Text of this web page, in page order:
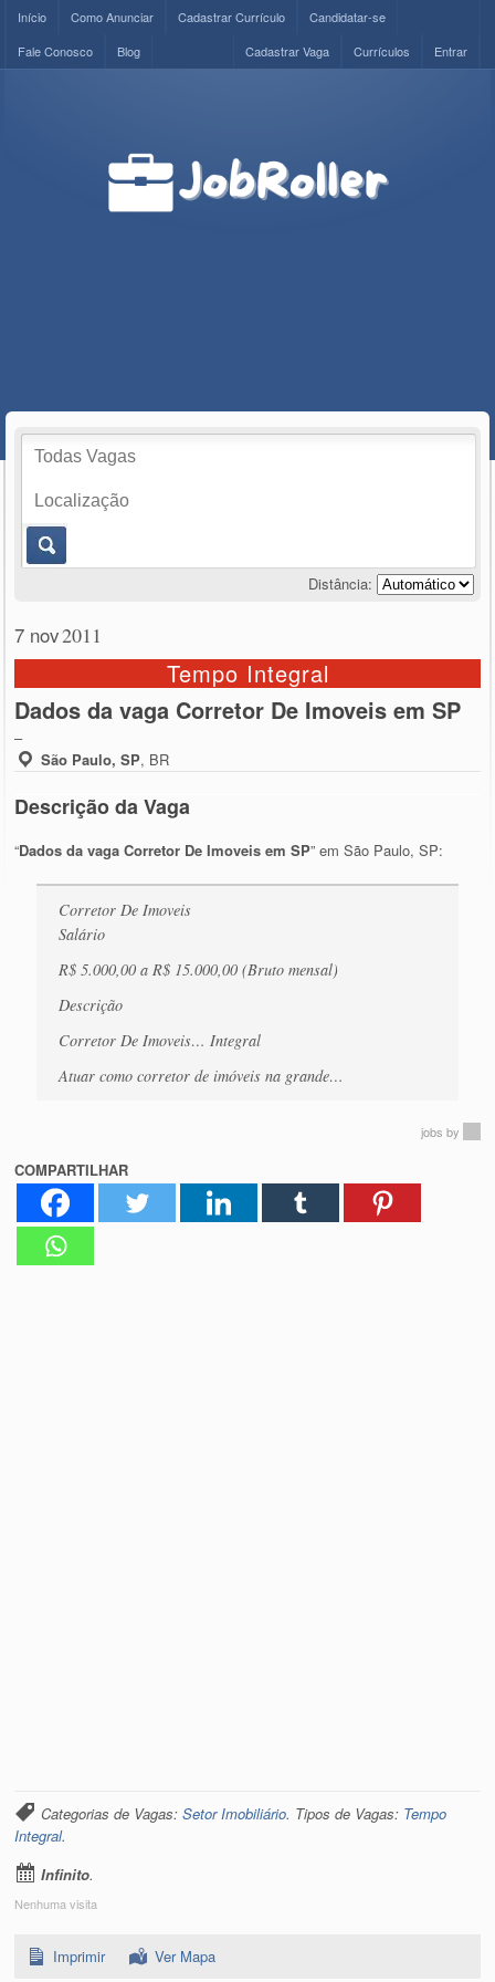
Início Como Anunciar Cadastrar Currículo
Candidatar-se
Fale Conosco
Blog Entrar
Currículos
Cadastrar Vaga
Distância:
7 nov2011
Tempo Integral
Dados da vaga Corretor De Imoveis em SP
–
São Paulo, SP, BR
Descrição da Vaga
“Dados da vaga Corretor De Imoveis em SP” em São Paulo, SP:
Corretor De Imoveis
Salário
R$ 5.000,00 a R$ 15.000,00 (Bruto mensal)
Descrição
Corretor De Imoveis… Integral
Atuar como corretor de imóveis na grande…
jobs by
COMPARTILHAR
Categorias de Vagas:Setor Imobiliário. Tipos de Vagas: Tempo
Integral.
Infinito.
Nenhuma visita
Imprimir Ver Mapa